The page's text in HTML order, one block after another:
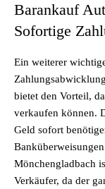
Barankauf
Sofortige
Ein weiterer
bietet den Vorteil,
verkaufen können.
Geld sofort
Mönchengladbach
Verkäufer, da der